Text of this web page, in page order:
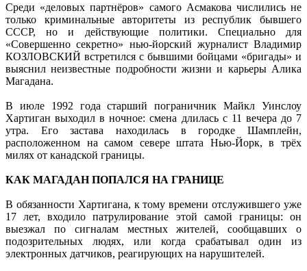
Среди «деловых партнёров» самого Асмакова числились не
только криминальные авторитеты из республик бывшего
СССР, но и действующие политики. Специально для
«Совершенно секретно» нью-йорский журналист Владимир
КОЗЛОВСКИЙ встретился с бывшими бойцами «бригады» и
выяснил неизвестные подробности жизни и карьеры Алика
Магадана.
В июле 1992 года старший пограничник Майкл Уинслоу
Хартиган выходил в ночное: смена длилась с 11 вечера до 7
утра. Его застава находилась в городке Шамплейн,
расположенном на самом севере штата Нью-Йорк, в трёх
милях от канадской границы.
КАК МАГАДАН ПОПАЛСЯ НА ГРАНИЦЕ
В обязанности Хартигана, к тому времени отслужившего уже
17 лет, входило патрулирование этой самой границы: он
выезжал по сигналам местных жителей, сообщавших о
подозрительных людях, или когда срабатывал один из
электронных датчиков, реагирующих на нарушителей.